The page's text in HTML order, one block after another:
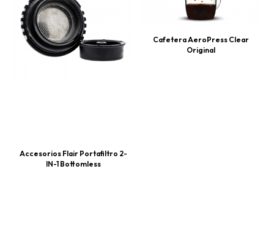
Accesorios Flair Portafiltro 2-
IN-1 Bottomless
Cafetera AeroPress Clear
Original